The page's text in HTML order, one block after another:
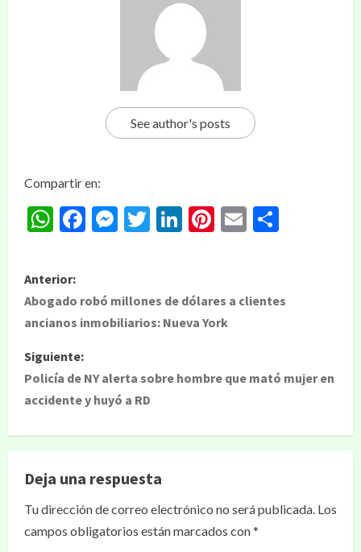
See author's posts
Compartir en:
WhatsApp
Facebook
Messenger
Twitter
LinkedIn
Pinterest
Email
Anterior:
Abogado robó millones de dólares a clientes
ancianos inmobiliarios: Nueva York
Siguiente:
Policía de NY alerta sobre hombre que mató mujer en
accidente y huyó a RD
Deja una respuesta
Tu dirección de correo electrónico no será publicada. Los
campos obligatorios están marcados con*